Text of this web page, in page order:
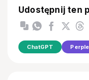
Udostępnij ten
ChatGPT